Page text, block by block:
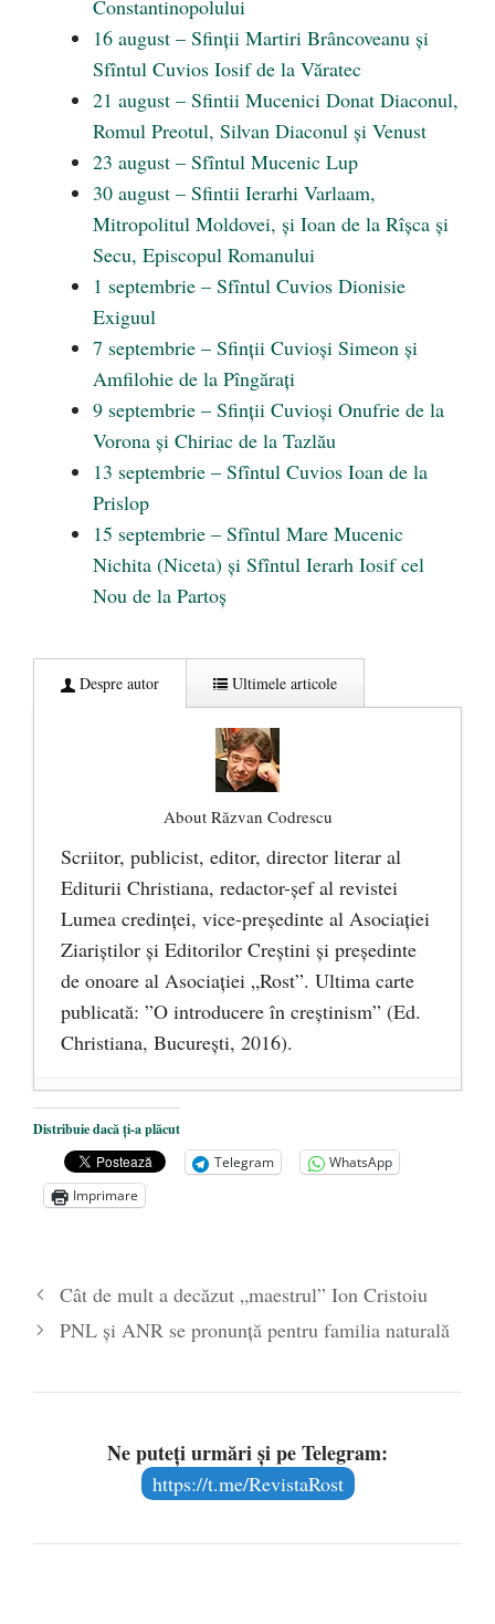
Constantinopolului
16 august – Sfinții Martiri Brâncoveanu și
Sfîntul Cuvios Iosif de la Văratec
21 august – Sfintii Mucenici Donat Diaconul,
Romul Preotul, Silvan Diaconul și Venust
23 august – Sfîntul Mucenic Lup
30 august – Sfintii Ierarhi Varlaam,
Mitropolitul Moldovei, și Ioan de la Rîșca și
Secu, Episcopul Romanului
1 septembrie – Sfîntul Cuvios Dionisie
Exiguul
7 septembrie – Sfinții Cuvioși Simeon și
Amfilohie de la Pîngărați
9 septembrie – Sfinții Cuvioși Onufrie de la
Vorona și Chiriac de la Tazlău
13 septembrie – Sfîntul Cuvios Ioan de la
Prislop
15 septembrie – Sfîntul Mare Mucenic
Nichita (Niceta) și Sfîntul Ierarh Iosif cel
Nou de la Partoș
Despre autor Ultimele articole
About Răzvan Codrescu
Scriitor, publicist, editor, director literar al
Editurii Christiana, redactor-şef al revistei
Lumea credinţei, vice-preşedinte al Asociaţiei
Ziariştilor şi Editorilor Creştini şi preşedinte
de onoare al Asociaţiei „Rost”. Ultima carte
publicată: ”O introducere în creștinism” (Ed.
Christiana, Bucureşti, 2016).
DANA KONYA-PETRIȘOR, ÎNTRU
VEȘNICĂ POMENIRE
- 17 martie 2021
ÎNĂLȚATU-S-A! - 28 mai 2020
Sic credo – Francisco Franco (1892-1975)
Distribuie dacă ți-a plăcut
Telegram
WhatsApp
Imprimare
Cât de mult a decăzut „maestrul” Ion Cristoiu
PNL și ANR se pronunță pentru familia naturală
Ne puteți urmări și pe Telegram:
https://t.me/RevistaRost